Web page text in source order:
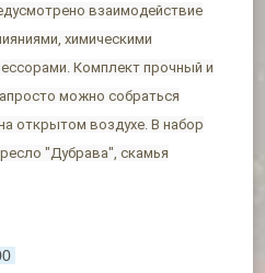
взаимодействие
химическими
Комплект прочный и
можно собраться
открытом воздухе. В набор
"Дубрава", скамья